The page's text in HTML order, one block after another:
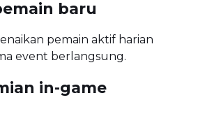
baru
pemain aktif harian
event berlangsung.
in-game